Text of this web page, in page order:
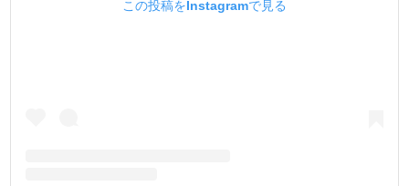
この投稿をInstagramで見る